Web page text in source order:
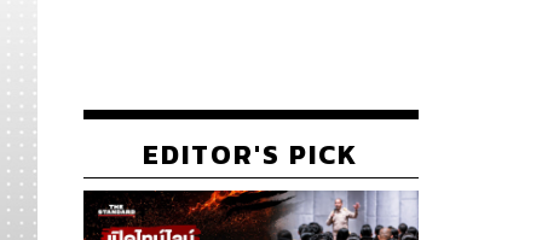
EDITOR'S PICK